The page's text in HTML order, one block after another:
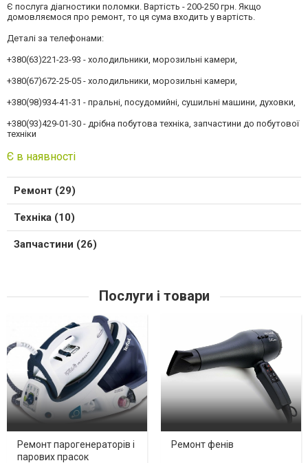
Є послуга діагностики поломки. Вартість - 200-250 грн. Якщо
домовляємося про ремонт, то ця сума входить у вартість.
Деталі за телефонами:
+380(63)221-23-93 - холодильники, морозильні камери,
+380(67)672-25-05 - холодильники, морозильні камери,
+380(98)934-41-31 - пральні, посудомийні, сушильні машини, духовки,
+380(93)429-01-30 - дрібна побутова техніка, запчастини до побутової
техніки
Є в наявності
Ремонт (29)
Техніка (10)
Запчастини (26)
Послуги і товари
Ремонт парогенераторів і
парових прасок
Ремонт фенів